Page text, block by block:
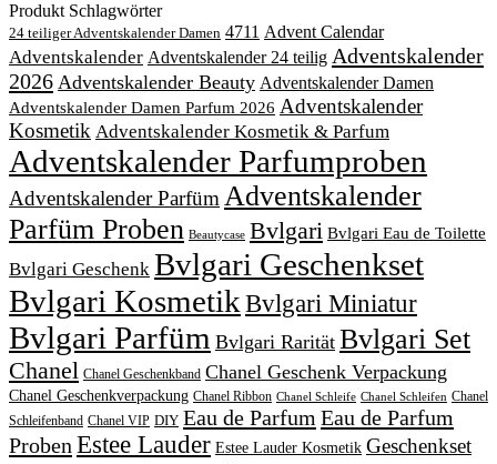
Produkt Schlagwörter
24 teiliger Adventskalender Damen 4711 Advent Calendar
Adventskalender Adventskalender 24 teilig Adventskalender
2026 Adventskalender Beauty Adventskalender Damen
Adventskalender Damen Parfum 2026 Adventskalender
Kosmetik Adventskalender Kosmetik & Parfum
Adventskalender Parfumproben
Adventskalender ParfümAdventskalender
Parfüm Proben Beautycase Bvlgari Bvlgari Eau de Toilette
Bvlgari Geschenk Bvlgari Geschenkset
Bvlgari KosmetikBvlgari Miniatur
Bvlgari Parfüm Bvlgari Rarität Bvlgari Set
Chanel Chanel Geschenkband Chanel Geschenk Verpackung
Chanel Geschenkverpackung Chanel Ribbon Chanel Schleife Chanel Schleifen Chanel
Schleifenband Chanel VIP DIY Eau de Parfum Eau de Parfum
Proben Estee Lauder Estee Lauder Kosmetik Geschenkset